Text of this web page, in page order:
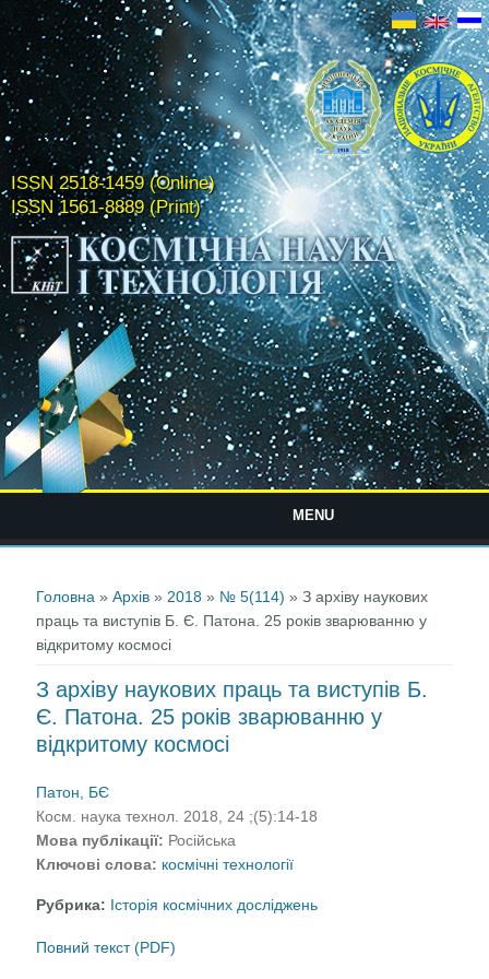
ISSN 2518-1459 (Online)
ISSN 1561-8889 (Print)
MENU
Головна »Архів » 2018 » № 5(114) » З архіву наукових
праць та виступів Б. Є. Патона. 25 років зварюванню у
відкритому космосі
З архіву наукових праць та виступів Б.
Є. Патона. 25 років зварюванню у
відкритому космосі
Патон, БЄ
Косм. наука технол. 2018, 24 ;(5):14-18
Мова публікації: Російська
Ключові слова: космічні технології
Рубрика: Історія космічних досліджень
Повний текст (PDF)